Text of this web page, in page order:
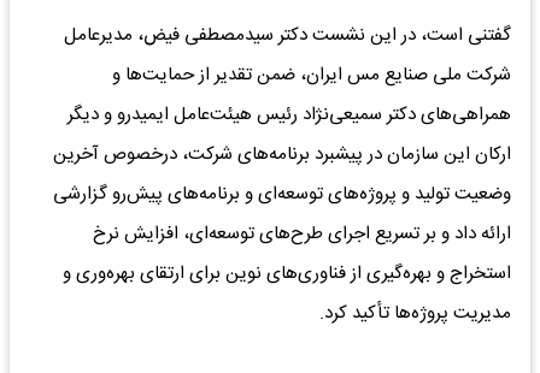
گفتنی است، در این نشست دکتر سیدمصطفی فیض، مدیرعامل
شرکت ملی صنایع مس ایران، ضمن تقدیر از حمایت‌ها و
همراهی‌های دکتر سمیعی‌نژاد رئیس هیئت‌عامل ایمیدرو و دیگر
ارکان این سازمان در پیشبرد برنامه‌های شرکت، درخصوص آخرین
وضعیت تولید و پروژه‌های توسعه‌ای و برنامه‌های پیش‌رو گزارشی
ارائه داد و بر تسریع اجرای طرح‌های توسعه‌ای، افزایش نرخ
استخراج و بهره‌گیری از فناوری‌های نوین برای ارتقای بهره‌وری و
مدیریت پروژه‌ها تأکید کرد.